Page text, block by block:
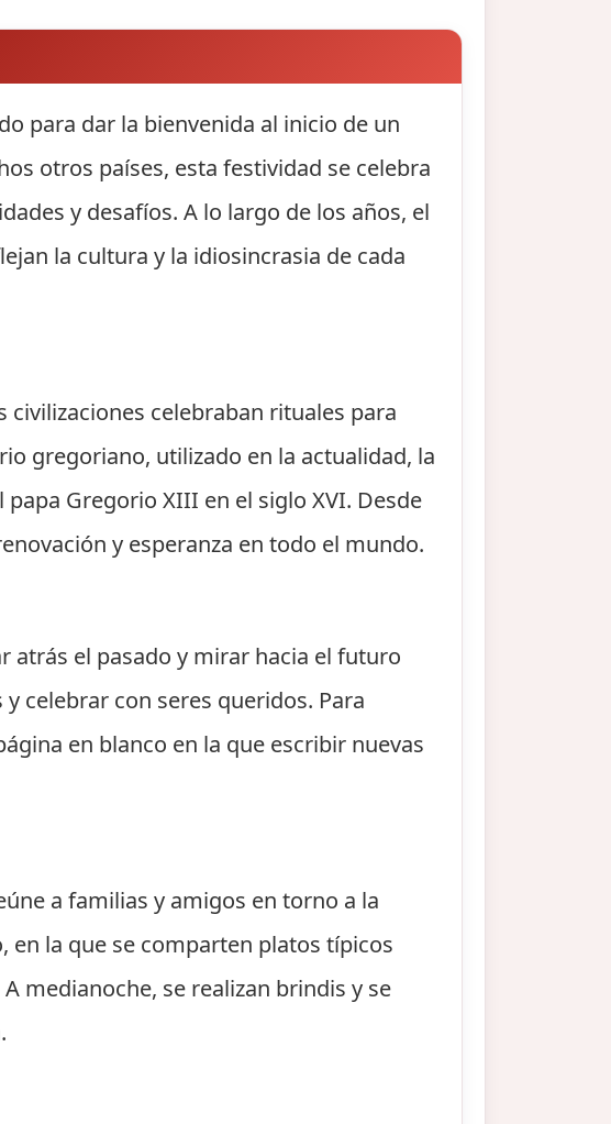
para dar la bienvenida al inicio de un
otros países, esta festividad se celebra
y desafíos. A lo largo de los años, el
la cultura y la idiosincrasia de cada
civilizaciones celebraban rituales para
gregoriano, utilizado en la actualidad, la
Gregorio XIII en el siglo XVI. Desde
y esperanza en todo el mundo.
atrás el pasado y mirar hacia el futuro
celebrar con seres queridos. Para
en blanco en la que escribir nuevas
a familias y amigos en torno a la
en la que se comparten platos típicos
medianoche, se realizan brindis y se